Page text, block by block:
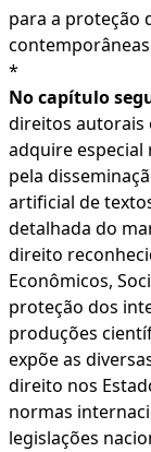
para a proteção
*
No capítulo
direitos autorais
adquire especial
pela
artificial de
detalhada do
direito
Econômicos,
proteção dos
produções
expõe as
direito nos
normas
legislações